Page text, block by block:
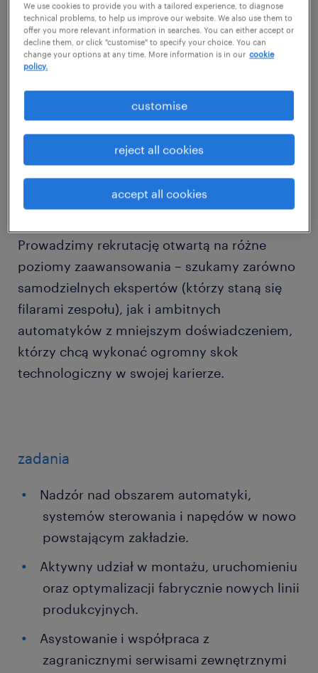
Dla naszego Klienta, firmy Velvet CARE,
realizujemy prestiżowy projekt budowy
struktur technicznych od zera. Poszukujemy
Automatyka, który obejmie kluczową rolę
przy rozruchu i nadzorze nad jedną z
najnowocześniejszych linii produkcyjnych w
Europie.
Prowadzimy rekrutację otwartą na różne
poziomy zaawansowania – szukamy zarówno
samodzielnych ekspertów (którzy staną się
filarami zespołu), jak i ambitnych
automatyków z mniejszym doświadczeniem,
którzy chcą wykonać ogromny skok
technologiczny w swojej karierze.
zadania
Nadzór nad obszarem automatyki,
systemów sterowania i napędów w nowo
powstającym zakładzie.
Aktywny udział w montażu, uruchomieniu
oraz optymalizacji fabrycznie nowych linii
produkcyjnych.
Asystowanie i współpraca z
zagranicznymi serwisami zewnętrznymi
We use cookies to provide you with a tailored experience, to diagnose
technical problems, to help us improve our website. We also use them to
offer you more relevant information in searches. You can either accept or
decline them, or click "customise" to specify your choice. You can
change your options at any time. More information is in our cookie
policy.
accept all cookies
reject all cookies
customise